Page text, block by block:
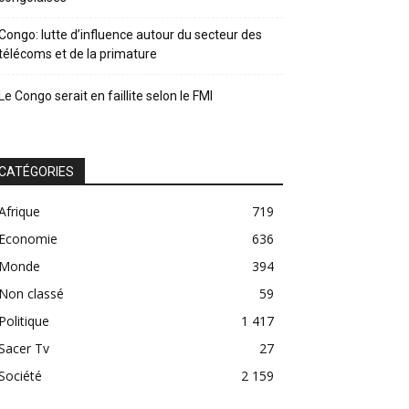
lutte d’influence autour du secteur des
et de la primature
Congo serait en faillite selon le FMI
719
636
394
classé
59
1 417
Tv
27
2 159